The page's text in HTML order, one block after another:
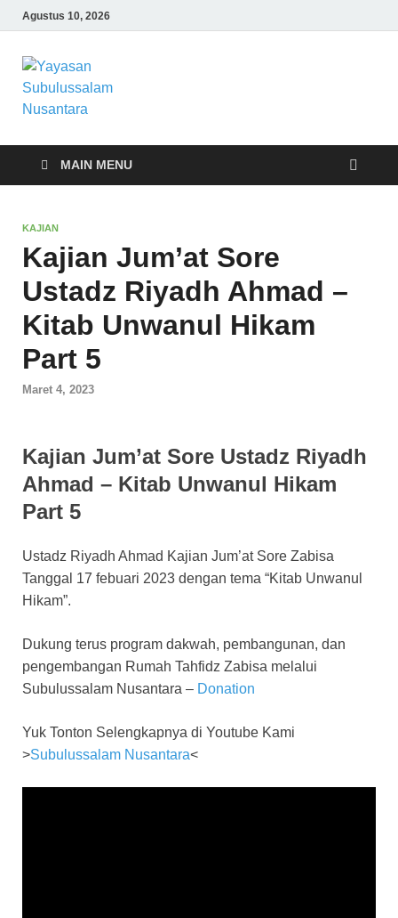
Agustus 10, 2026
Nusantara
MAIN MENU
KAJIAN
Kajian Jum’at Sore
Ustadz Riyadh Ahmad –
Kitab Unwanul Hikam
Part 5
Maret 4, 2023
Kajian Jum’at Sore Ustadz Riyadh
Ahmad – Kitab Unwanul Hikam
Part 5
Ustadz Riyadh Ahmad Kajian Jum’at Sore Zabisa
Tanggal 17 febuari 2023 dengan tema “Kitab Unwanul
Hikam”.
Dukung terus program dakwah, pembangunan, dan
pengembangan Rumah Tahfidz Zabisa melalui
Subulussalam Nusantara – Donation
Yuk Tonton Selengkapnya di Youtube Kami
>Subulussalam Nusantara<